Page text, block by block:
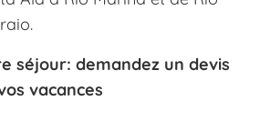
séjour: demandez un devis
vacances